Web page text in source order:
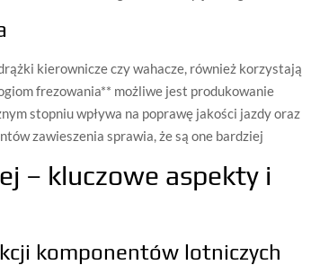
kierownicze czy wahacze, również korzystają
frezowania** możliwe jest produkowanie
stopniu wpływa na poprawę jakości jazdy oraz
zawieszenia sprawia, że są one bardziej
– kluczowe aspekty i
komponentów lotniczych